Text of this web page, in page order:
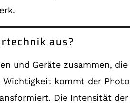
aus?
und Geräte zusammen,
Wichtigkeit kommt der
Die Intensität